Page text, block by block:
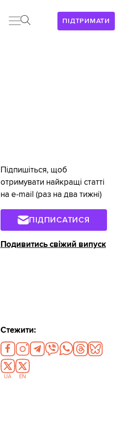
ПІДТРИМАТИ
Підпишіться, щоб
отримувати найкращі статті
на e-mail (раз на два тижні)
ПІДПИСАТИСЯ
Подивитись свіжий випуск
Стежити:
UA EN